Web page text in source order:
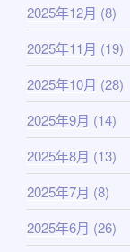
2025年12月 (8)
2025年11月 (19)
2025年10月 (28)
2025年9月 (14)
2025年8月 (13)
2025年7月 (8)
2025年6月 (26)